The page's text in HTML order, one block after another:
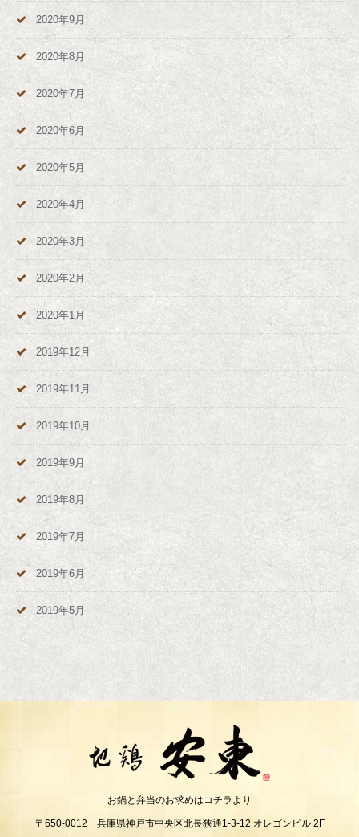
2020年9月
2020年8月
2020年7月
2020年6月
2020年5月
2020年4月
2020年3月
2020年2月
2020年1月
2019年12月
2019年11月
2019年10月
2019年9月
2019年8月
2019年7月
2019年6月
2019年5月
お鍋と弁当のお求めはコチラより
〒650-0012 兵庫県神戸市中央区北長狭通1-3-12 オレゴンビル 2F